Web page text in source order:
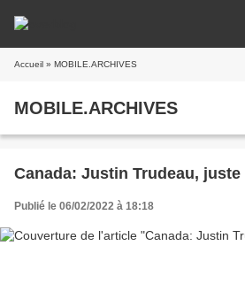
Accueil » MOBILE.ARCHIVES
MOBILE.ARCHIVES
Canada: Justin Trudeau,
Publié le 06/02/2022 à 18:18